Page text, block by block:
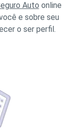
Auto online
e sobre seu
o ser perfil.